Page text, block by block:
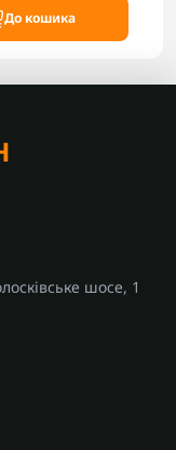
До кошика
шосе, 1